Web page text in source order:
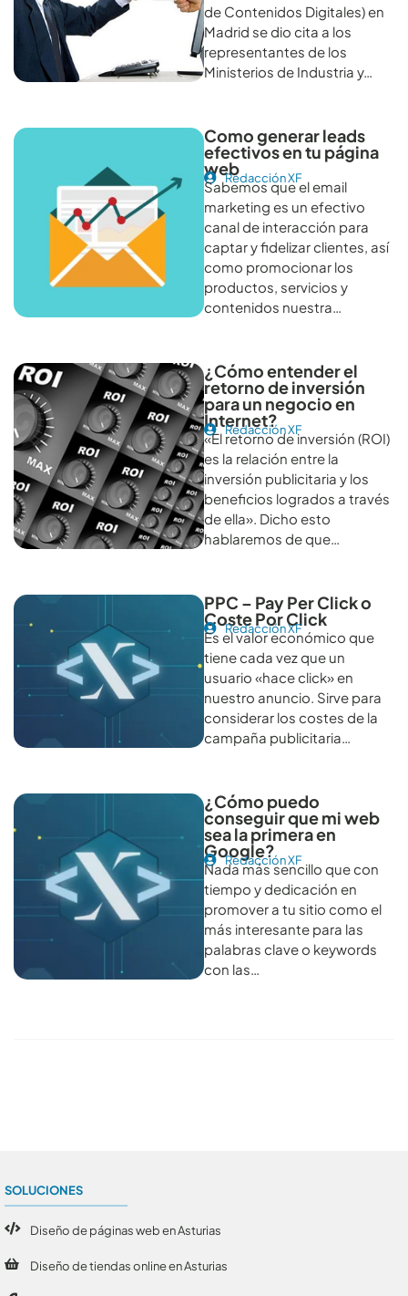
de Contenidos Digitales) en
Madrid se dio cita a los
representantes de los
Ministerios de Industria y…
Como generar leads
efectivos en tu página
webRedacción XF
Sabemos que el email
marketing es un efectivo
canal de interacción para
captar y fidelizar clientes, así
como promocionar los
productos, servicios y
contenidos nuestra…
¿Cómo entender el
retorno de inversión
para un negocio en
Internet?
Redacción XF
«El retorno de inversión (ROI)
es la relación entre la
inversión publicitaria y los
beneficios logrados a través
de ella». Dicho esto
hablaremos de que…
PPC – Pay Per Click o
Coste Por Click
Redacción XF
Es el valor económico que
tiene cada vez que un
usuario «hace click» en
nuestro anuncio. Sirve para
considerar los costes de la
campaña publicitaria…
¿Cómo puedo
conseguir que mi web
sea la primera en
Google?
Redacción XF
Nada más sencillo que con
tiempo y dedicación en
promover a tu sitio como el
más interesante para las
palabras clave o keywords
con las…
SOLUCIONES
Diseño de páginas web en Asturias
Diseño de tiendas online en Asturias